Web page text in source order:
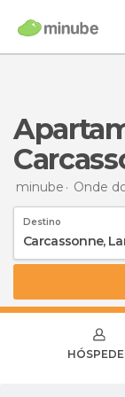
Apartamentos em
minube Onde
Destino